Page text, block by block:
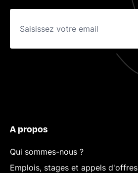
A propos
Qui sommes-nous ?
Emplois, stages et appels d'offres